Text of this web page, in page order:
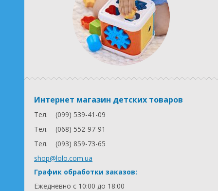
Интернет магазин детских товаров
Тел.
(099) 539-41-09
Тел.
(068) 552-97-91
Тел.
(093) 859-73-65
shop@lolo.com.ua
График обработки заказов:
Ежедневно с 10:00 до 18:00